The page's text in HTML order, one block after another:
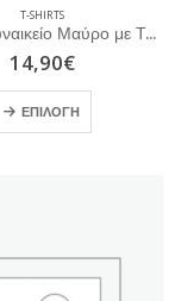
T-SHIRTS
T-shirt Γυναικείο Μαύρο με Τύπωμα
14,90€
ΕΠΙΛΟΓΉ